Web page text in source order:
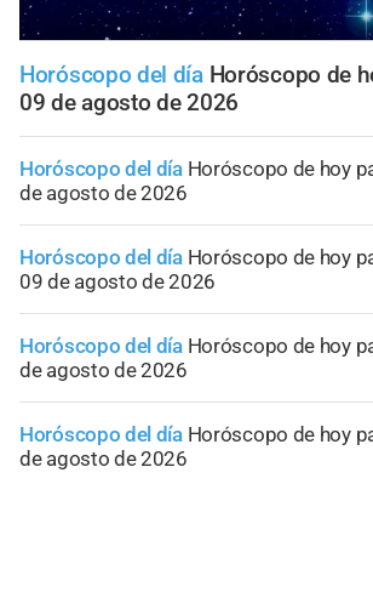
Horóscopo del día Horóscopo de
09 de agosto de 2026
Horóscopo del día Horóscopo de hoy
de agosto de 2026
Horóscopo del día Horóscopo de hoy
09 de agosto de 2026
Horóscopo del día Horóscopo de hoy
de agosto de 2026
Horóscopo del día Horóscopo de hoy
de agosto de 2026